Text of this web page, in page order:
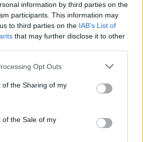
information by third parties on the
participants. This information may
to third parties on the IAB’s List of
that may further disclose it to other
app uses one or more Google
or usage behaviour. You may click to
to Google and its third-party tags to
specified purposes in below Google
Opt Outs
of the Sharing of my
of the Sale of my
en CDMX reúne a chefs
del sector